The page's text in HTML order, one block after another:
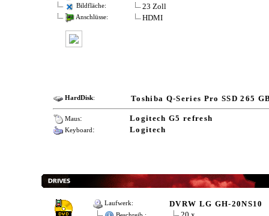
Bildfläche: 23 Zoll
Anschlüsse: HDMI
HardDisk: Toshiba Q-Series Pro SSD 265
Maus: Logitech G5 refresh
Keyboard: Logitech
Laufwerk: DVRW LG GH-20NS10